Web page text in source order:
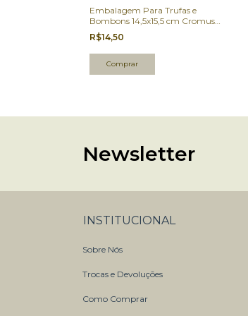
Embalagem Para Trufas e
Bombons 14,5x15,5 cm Cromus
Marrom Café 100 Un.
R$14,50
Newsletter
INSTITUCIONAL
Sobre Nós
Trocas e Devoluções
Como Comprar